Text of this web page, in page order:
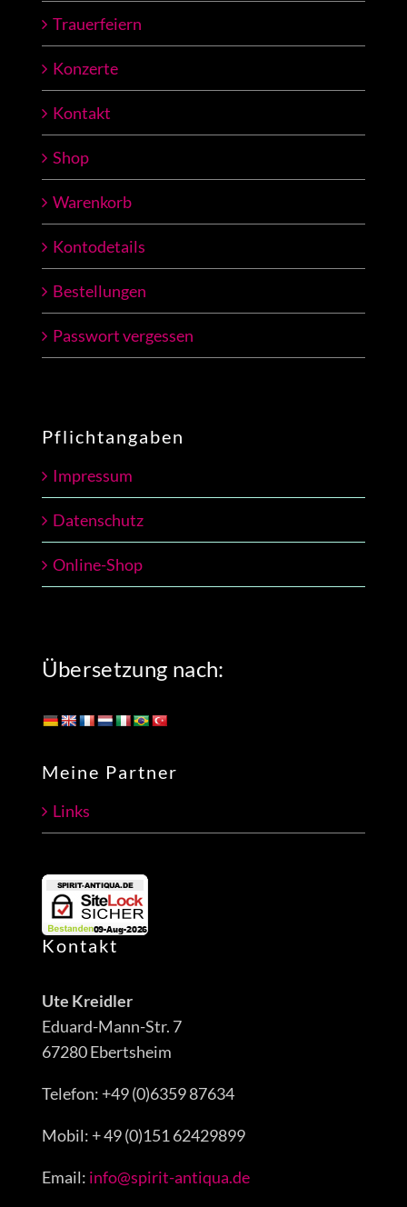
Trauerfeiern
Konzerte
Kontakt
Shop
Warenkorb
Kontodetails
Bestellungen
Passwort vergessen
Pflichtangaben
Impressum
Datenschutz
Online-Shop
Übersetzung nach:
Meine Partner
Links
Kontakt
Ute Kreidler
Eduard-Mann-Str. 7
67280 Ebertsheim
Telefon: +49 (0)6359 87634
Mobil: + 49 (0)151 62429899
Email: info@spirit-antiqua.de